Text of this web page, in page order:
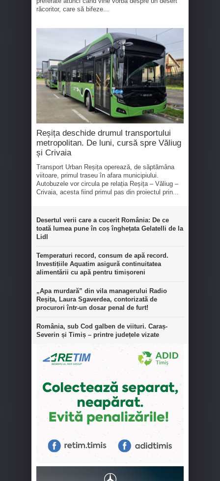
răcoritor, care să bifeze...
Reșița deschide drumul transportului
metropolitan. De luni, cursă spre Văliug
și Crivaia
Transport Urban Reșița operează, de săptămâna
viitoare, primul traseu în afara municipiului.
Autobuzele vor circula pe relația Reșița – Văliug –
Crivaia, acesta fiind primul pas din proiectul prin...
Desertul verii care a cucerit România: De ce
toată lumea pune în coș înghețata Gelatelli de la
Lidl
Temperaturi record, consum de apă record.
Investițiile Aquatim asigură continuitatea
alimentării cu apă pentru timișoreni
„Apa murdară” din vila managerului Radio
Reșița, Laura Sgaverdea, contorizată de
procurori într-un dosar penal de furt!
România, sub Cod galben de viituri. Caraș-
Severin și Timiș – printre județele vizate